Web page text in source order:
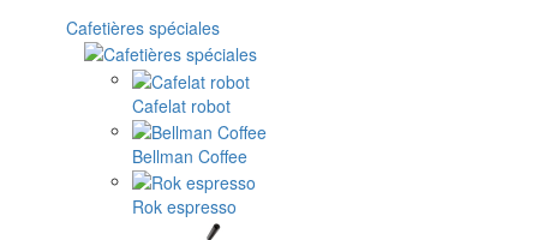
Cafetières spéciales
Cafelat robot
Bellman Coffee
Rok espresso